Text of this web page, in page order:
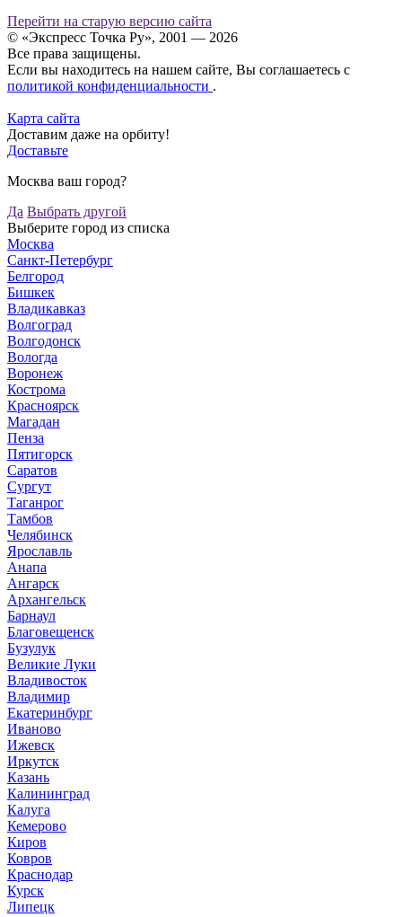
Перейти на старую версию сайта
© «Экспресс Точка Ру», 2001 — 2026
Все права защищены.
Если вы находитесь на нашем сайте, Вы соглашаетесь с
политикой конфиденциальности .
Карта сайта
Доставим даже на орбиту!
Доставьте
Москва ваш город?
Да Выбрать другой
Выберите город из списка
Москва
Санкт-Петербург
Белгород
Бишкек
Владикавказ
Волгоград
Волгодонск
Вологда
Воронеж
Кострома
Красноярск
Магадан
Пенза
Пятигорск
Саратов
Сургут
Таганрог
Тамбов
Челябинск
Ярославль
Анапа
Ангарск
Архангельск
Барнаул
Благовещенск
Бузулук
Великие Луки
Владивосток
Владимир
Екатеринбург
Иваново
Ижевск
Иркутск
Казань
Калининград
Калуга
Кемерово
Киров
Ковров
Краснодар
Курск
Липецк